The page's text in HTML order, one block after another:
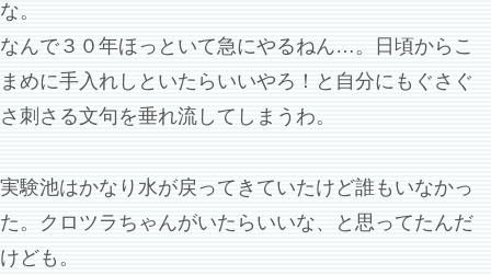
な。
なんで３０年ほっといて急にやるねん…。日頃からこ
まめに手入れしといたらいいやろ！と自分にもぐさぐ
さ刺さる文句を垂れ流してしまうわ。
実験池はかなり水が戻ってきていたけど誰もいなかっ
た。クロツラちゃんがいたらいいな、と思ってたんだ
けども。